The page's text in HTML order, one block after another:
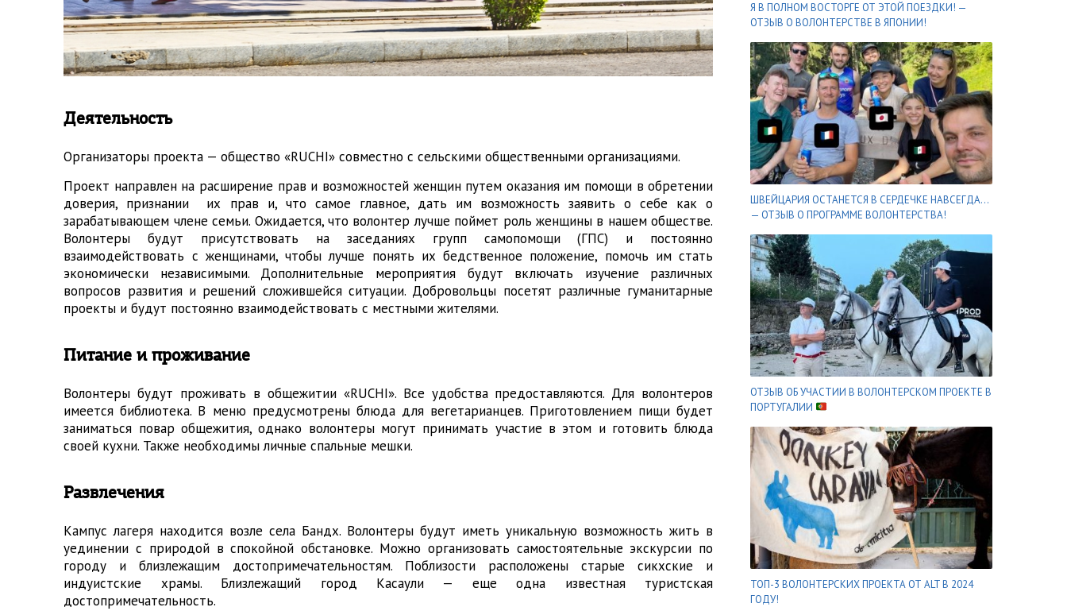
Деятельность
Организаторы проекта — общество «RUCHI» совместно с сельскими общественными организациями.
Проект направлен на расширение прав и возможностей женщин путем оказания им помощи в обретении
доверия, признании их прав и, что самое главное, дать им возможность заявить о себе как о
зарабатывающем члене семьи. Ожидается, что волонтер лучше поймет роль женщины в нашем обществе.
Волонтеры будут присутствовать на заседаниях групп самопомощи (ГПС) и постоянно
взаимодействовать с женщинами, чтобы лучше понять их бедственное положение, помочь им стать
экономически независимыми. Дополнительные мероприятия будут включать изучение различных
вопросов развития и решений сложившейся ситуации. Добровольцы посетят различные гуманитарные
проекты и будут постоянно взаимодействовать с местными жителями.
Питание и проживание
Волонтеры будут проживать в общежитии «RUCHI». Все удобства предоставляются. Для волонтеров
имеется библиотека. В меню предусмотрены блюда для вегетарианцев. Приготовлением пищи будет
заниматься повар общежития, однако волонтеры могут принимать участие в этом и готовить блюда
своей кухни. Также необходимы личные спальные мешки.
Развлечения
Кампус лагеря находится возле села Бандх. Волонтеры будут иметь уникальную возможность жить в
уединении с природой в спокойной обстановке. Можно организовать самостоятельные экскурсии по
городу и близлежащим достопримечательностям. Поблизости расположены старые сикхские и
индуистские храмы. Близлежащий город Касаули — еще одна известная туристская
достопримечательность.
Я В ПОЛНОМ ВОСТОРГЕ ОТ ЭТОЙ ПОЕЗДКИ! —
ОТЗЫВ О ВОЛОНТЕРСТВЕ В ЯПОНИИ!
ШВЕЙЦАРИЯ ОСТАНЕТСЯ В СЕРДЕЧКЕ НАВСЕГДА…
— ОТЗЫВ О ПРОГРАММЕ ВОЛОНТЕРСТВА!
ОТЗЫВ ОБ УЧАСТИИ В ВОЛОНТЕРСКОМ ПРОЕКТЕ В
ПОРТУГАЛИИ
ТОП-3 ВОЛОНТЕРСКИХ ПРОЕКТА ОТ ALT В 2024
ГОДУ!